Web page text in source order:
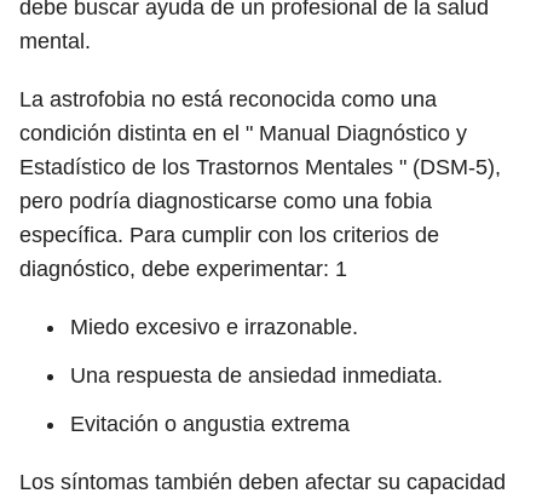
debe buscar ayuda de un profesional de la salud
mental.
La astrofobia no está reconocida como una
condición distinta en el " Manual Diagnóstico y
Estadístico de los Trastornos Mentales " (DSM-5),
pero podría diagnosticarse como una fobia
específica. Para cumplir con los criterios de
diagnóstico, debe experimentar: 1
Miedo excesivo e irrazonable.
Una respuesta de ansiedad inmediata.
Evitación o angustia extrema
Los síntomas también deben afectar su capacidad